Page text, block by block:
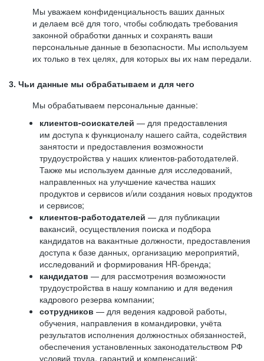
Мы уважаем конфиденциальность ваших данных
и делаем всё для того, чтобы соблюдать требования
законной обработки данных и сохранять ваши
персональные данные в безопасности. Мы используем
их только в тех целях, для которых вы их нам передали.
3. Чьи данные мы обрабатываем и для чего
Мы обрабатываем персональные данные:
клиентов-соискателей — для предоставления
им доступа к функционалу нашего сайта, содействия
занятости и предоставления возможности
трудоустройства у наших клиентов-работодателей.
Также мы используем данные для исследований,
направленных на улучшение качества наших
продуктов и сервисов и/или создания новых продуктов
и сервисов;
клиентов-работодателей — для публикации
вакансий, осуществления поиска и подбора
кандидатов на вакантные должности, предоставления
доступа к базе данных, организацию мероприятий,
исследований и формирования HR-бренда;
кандидатов — для рассмотрения возможности
трудоустройства в нашу компанию и для ведения
кадрового резерва компании;
сотрудников — для ведения кадровой работы,
обучения, направления в командировки, учёта
результатов исполнения должностных обязанностей,
обеспечения установленных законодательством РФ
условий труда, гарантий и компенсаций;